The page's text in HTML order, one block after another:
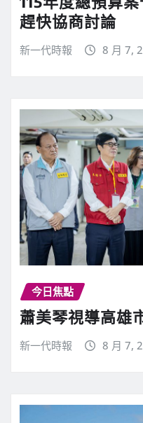
趕快協商討論
新一代時報 8 月 7,
今日焦點
蕭美琴視導高雄
新一代時報 8 月 7,